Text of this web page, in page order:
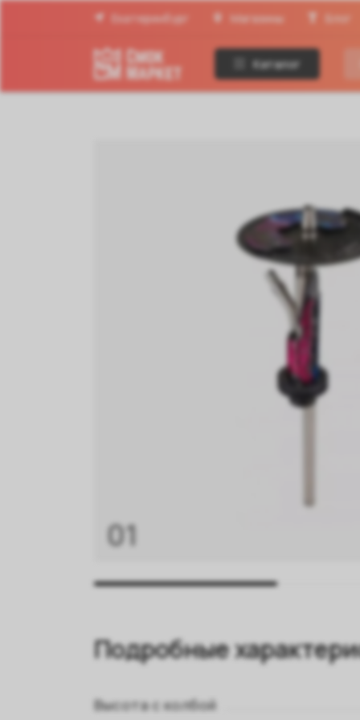
Екатеринбург Магазины Блог
Каталог
01
Подробные
Высота с колбой